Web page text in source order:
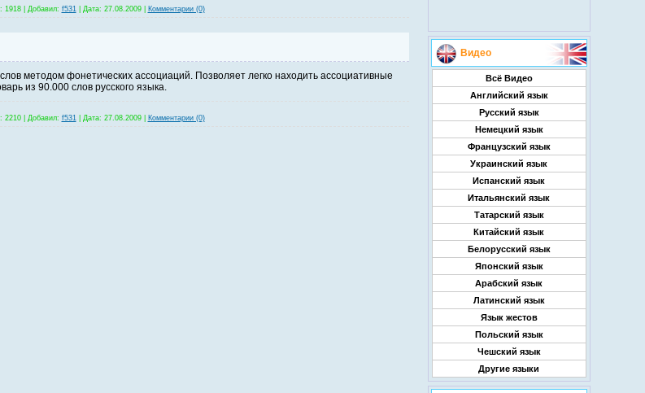
1918| Добавил: f531| Дата: 27.08.2009 Комментарии (0)
методом фонетических ассоциаций. Позволяет легко находить ассоциативные
из 90.000 слов русского языка.
2210| Добавил: f531| Дата: 27.08.2009 Комментарии (0)
Видео
Всё Видео
Английский язык
Русский язык
Немецкий язык
Французский язык
Украинский язык
Испанский язык
Итальянский язык
Татарский язык
Китайский язык
Белорусский язык
Японский язык
Арабский язык
Латинский язык
Язык жестов
Польский язык
Чешский язык
Другие языки